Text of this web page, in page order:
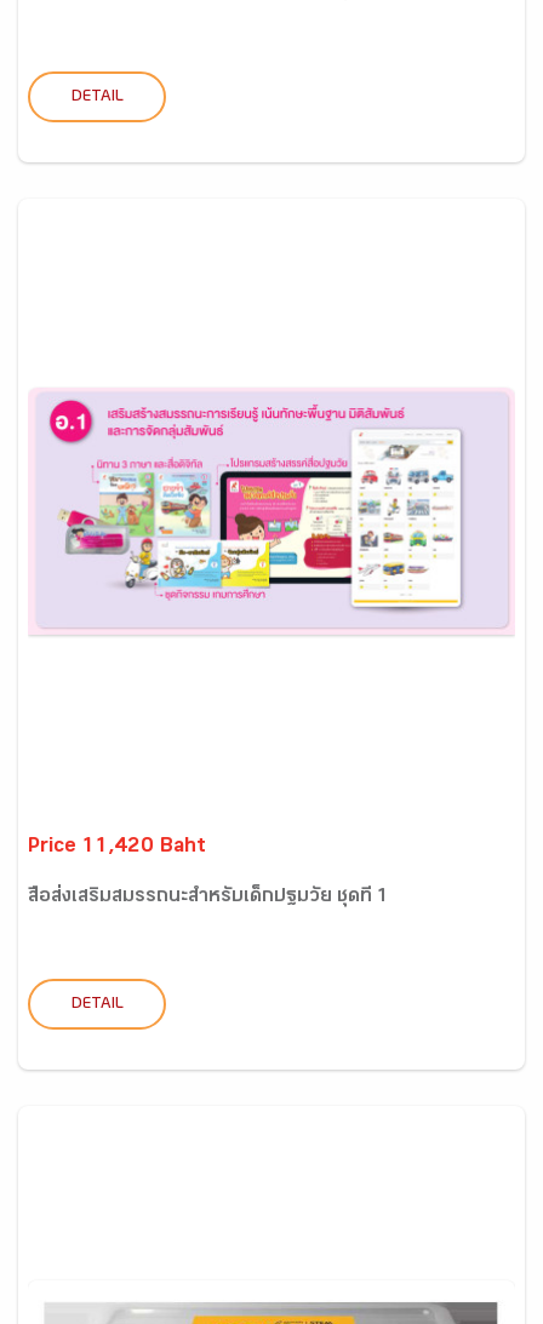
DETAIL
Price 11,420 Baht
สื่อส่งเสริมสมรรถนะสำหรับเด็กปฐมวัย ชุดที่ 1
DETAIL